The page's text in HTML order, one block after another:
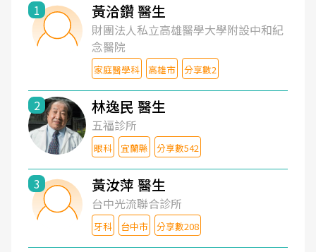
1 黃洽鑽 醫生
財團法人私立高雄醫學大學附設中和紀
念醫院
家庭醫學科 高雄市 分享數2
2 林逸民 醫生
五福診所
眼科 宜蘭縣 分享數542
3 黃汝萍 醫生
台中光流聯合診所
牙科 台中市 分享數208